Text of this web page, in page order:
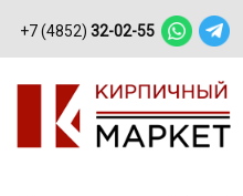
+7 (4852) 32-02-55